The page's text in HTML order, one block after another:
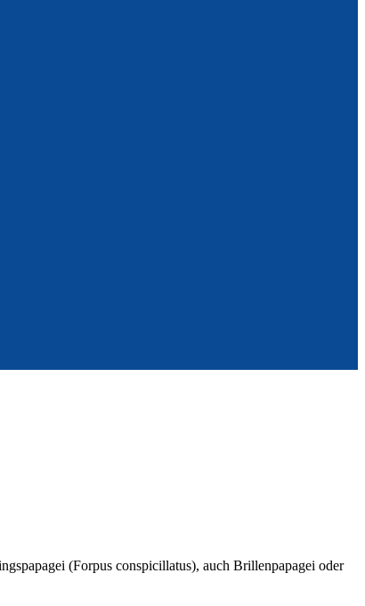
(Forpus conspicillatus), auch Brillenpapagei oder